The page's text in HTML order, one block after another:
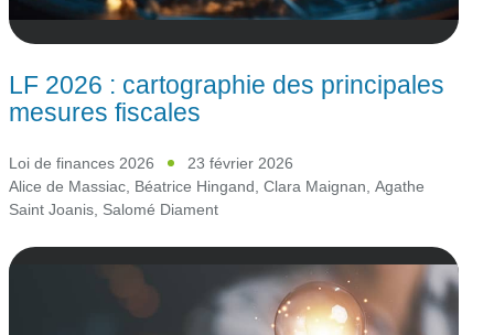
LF 2026 : cartographie des principales
mesures fiscales
Loi de finances 2026
23 février 2026
Alice de Massiac, Béatrice Hingand, Clara Maignan, Agathe
Saint Joanis, Salomé Diament